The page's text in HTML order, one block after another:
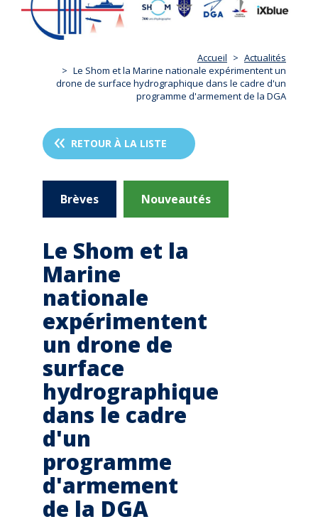
Accueil
Actualités
Le Shom et la Marine nationale expérimentent un
drone de surface hydrographique dans le cadre d'un
programme d'armement de la DGA
RETOUR À LA LISTE
Brèves Nouveautés
Le Shom et la
Marine
nationale
expérimentent
un drone de
surface
hydrographique
dans le cadre
d'un
programme
d'armement
de la DGA